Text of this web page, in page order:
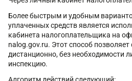
Более быстрым и удобным
уплаченных средств является
кабинета налогоплательщика на
nalog.gov.ru. Этот способ
дистанционно, без необходимости
инспекцию.